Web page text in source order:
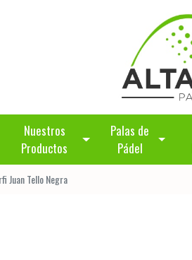
Nuestros
Productos
Palas de
Pádel
Juan Tello Negra